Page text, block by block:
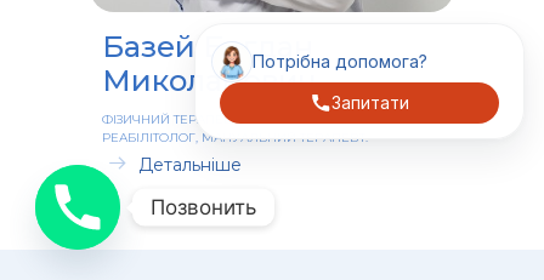
Базей Богдан
Миколайович
ФІЗИЧНИЙ ТЕРАПЕВТ, ЕРГОТЕРАПЕВТ,
РЕАБІЛІТОЛОГ, МАНУАЛЬНИЙ ТЕРАПЕВТ.
Детальніше
Потрібна допомога?
Запитати
Позвонить